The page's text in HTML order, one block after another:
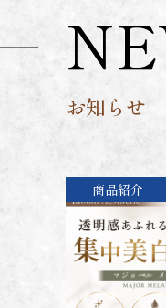
お知らせ
商品紹介